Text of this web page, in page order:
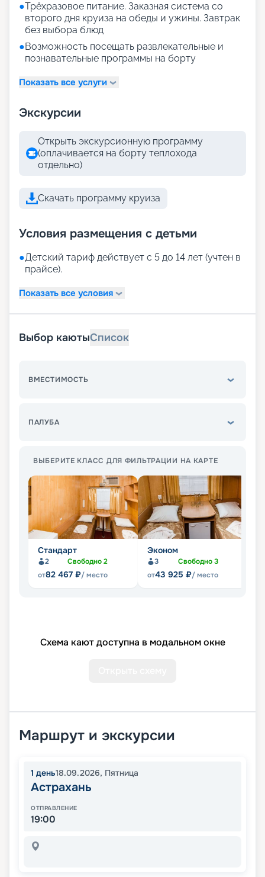
●Трёхразовое питание. Заказная система со
второго дня круиза на обеды и ужины. Завтрак
без выбора блюд
●Возможность посещать развлекательные и
познавательные программы на борту
Показать все услуги
Экскурсии
Открыть экскурсионную программу
(оплачивается на борту теплохода
отдельно)
Скачать программу круиза
Условия размещения с детьми
●Детский тариф действует с 5 до 14 лет (учтен в
прайсе).
Показать все условия
Выбор каютыСписок
ВМЕСТИМОСТЬ
ПАЛУБА
ВЫБЕРИТЕ КЛАСС ДЛЯ ФИЛЬТРАЦИИ НА КАРТЕ
Стандарт
2 Свободно2
от82 467 ₽/ место
Эконом
3 Свободно3
от43 925 ₽/ место
Схема кают доступна в модальном окне
Маршрут и экскурсии
1 день18.09.2026, Пятница
Астрахань
ОТПРАВЛЕНИЕ
19:00